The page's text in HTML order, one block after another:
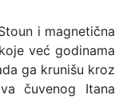
i magnetična
već godinama
ga krunišu kroz
čuvenog Itana